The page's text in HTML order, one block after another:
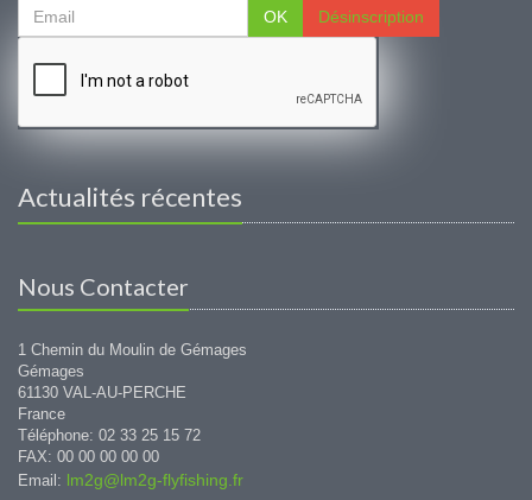
OK Désinscription
Actualités récentes
Nous Contacter
1 Chemin du Moulin de Gémages
Gémages
61130 VAL-AU-PERCHE
France
Téléphone: 02 33 25 15 72
FAX: 00 00 00 00 00
Email: lm2g@lm2g-flyfishing.fr